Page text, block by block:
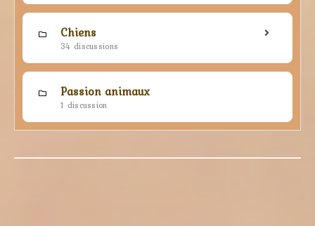
Chiens
34 discussions
Passion animaux
1 discussion